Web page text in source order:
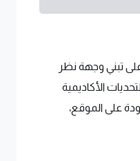
تبني وجهة نظر
الأكاديمية
على الموقع،